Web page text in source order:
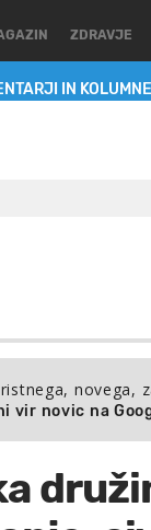
IN KOLUMNE
ZDRAVJE
novega,
vir novic na